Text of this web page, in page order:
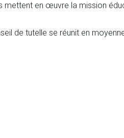
en œuvre la mission
de tutelle se réunit en